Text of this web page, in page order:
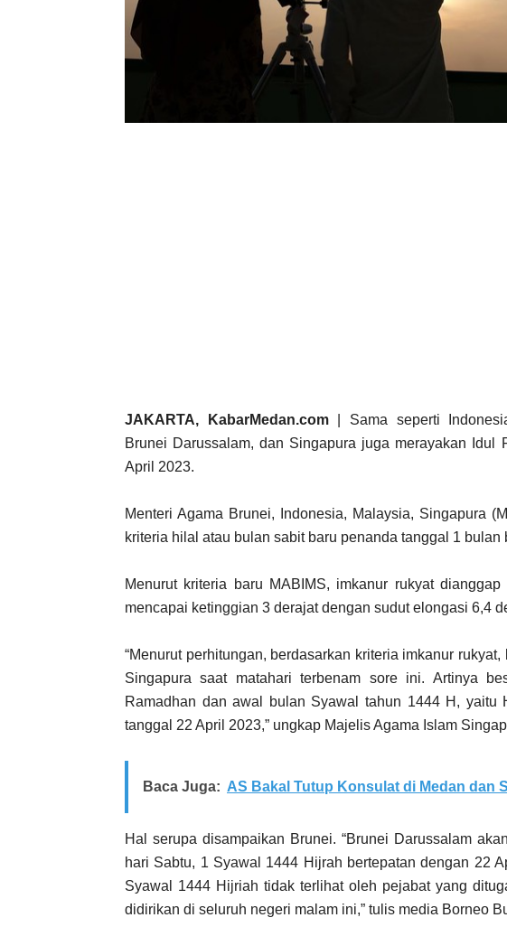
JAKARTA, KabarMedan.com| Sama seperti
Brunei Darussalam, dan Singapura juga merayakan
April 2023.
Menteri Agama Brunei, Indonesia, Malaysia, Singapura
kriteria hilal atau bulan sabit baru penanda tanggal 1 bulan
Menurut kriteria baru MABIMS, imkanur rukyat
mencapai ketinggian 3 derajat dengan sudut elongasi 6,4
“Menurut perhitungan, berdasarkan kriteria imkanur
Singapura saat matahari terbenam sore ini. Artinya
Ramadhan dan awal bulan Syawal tahun 1444 H, yaitu
tanggal 22 April 2023,” ungkap Majelis Agama Islam
Baca Juga: AS Bakal Tutup Konsulat di Medan dan
Hal serupa disampaikan Brunei. “Brunei Darussalam
hari Sabtu, 1 Syawal 1444 Hijrah bertepatan dengan 22
Syawal 1444 Hijriah tidak terlihat oleh pejabat yang
didirikan di seluruh negeri malam ini,” tulis media Borneo